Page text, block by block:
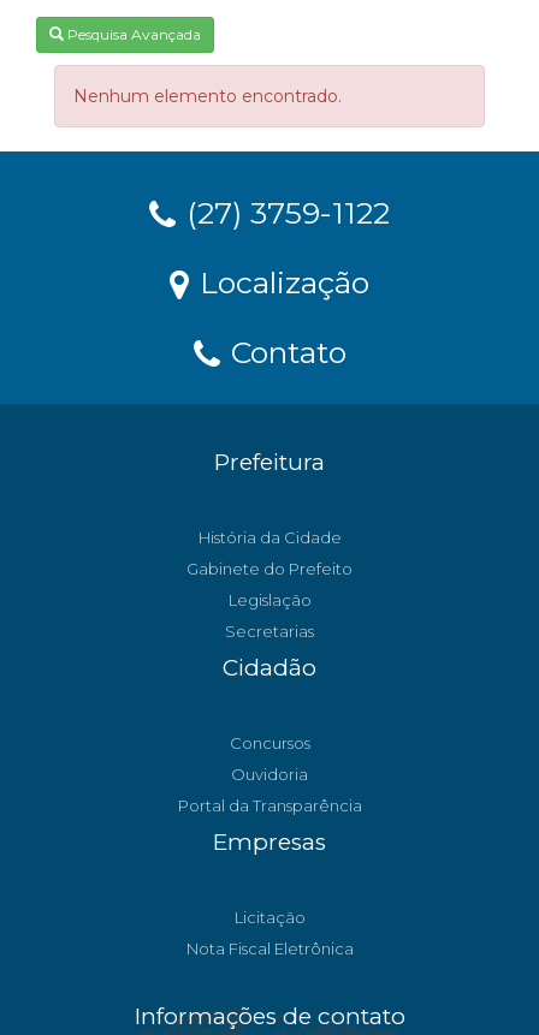
Pesquisa Avançada
Nenhum elemento encontrado.
(27) 3759-1122
Localização
Contato
Prefeitura
História da Cidade
Gabinete do Prefeito
Legislação
Secretarias
Cidadão
Concursos
Ouvidoria
Portal da Transparência
Empresas
Licitação
Nota Fiscal Eletrônica
Informações de contato